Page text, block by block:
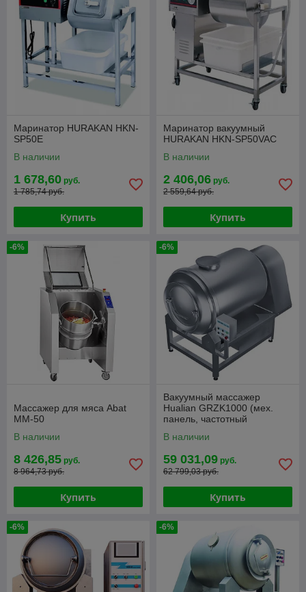
Маринатор HURAKAN HKN-
SP50E
В наличии
1 678,60 руб.
1 785,74 руб.
Купить
Маринатор вакуумный
HURAKAN HKN-SP50VAC
В наличии
2 406,06 руб.
2 559,64 руб.
Купить
-6%
Массажер для мяса Abat
ММ-50
В наличии
8 426,85 руб.
8 964,73 руб.
Купить
-6%
Вакуумный массажер
Hualian GRZK1000 (мех.
панель, частотный
В наличии
59 031,09 руб.
62 799,03 руб.
Купить
-6% -6%